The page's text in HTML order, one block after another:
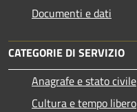
Documenti e dati
CATEGORIE DI SERVIZIO
Anagrafe e stato civile
Cultura e tempo libero